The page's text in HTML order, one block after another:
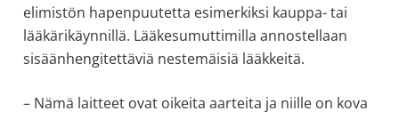
elimistön hapenpuutetta esimerkiksi kauppa- tai
lääkärikäynnillä. Lääkesumuttimilla annostellaan
sisäänhengitettäviä nestemäisiä lääkkeitä.
– Nämä laitteet ovat oikeita aarteita ja niille on kova